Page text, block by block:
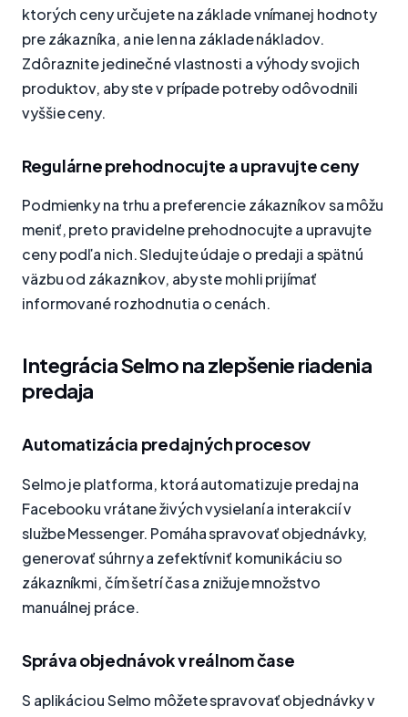
ktorých ceny určujete na základe vnímanej hodnoty
pre zákazníka, a nie len na základe nákladov.
Zdôraznite jedinečné vlastnosti a výhody svojich
produktov, aby ste v prípade potreby odôvodnili
vyššie ceny.
Regulárne prehodnocujte a upravujte ceny
Podmienky na trhu a preferencie zákazníkov sa môžu
meniť, preto pravidelne prehodnocujte a upravujte
ceny podľa nich. Sledujte údaje o predaji a spätnú
väzbu od zákazníkov, aby ste mohli prijímať
informované rozhodnutia o cenách.
Integrácia Selmo na zlepšenie riadenia
predaja
Automatizácia predajných procesov
Selmo je platforma, ktorá automatizuje predaj na
Facebooku vrátane živých vysielaní a interakcií v
službe Messenger. Pomáha spravovať objednávky,
generovať súhrny a zefektívniť komunikáciu so
zákazníkmi, čím šetrí čas a znižuje množstvo
manuálnej práce.
Správa objednávok v reálnom čase
S aplikáciou Selmo môžete spravovať objednávky v